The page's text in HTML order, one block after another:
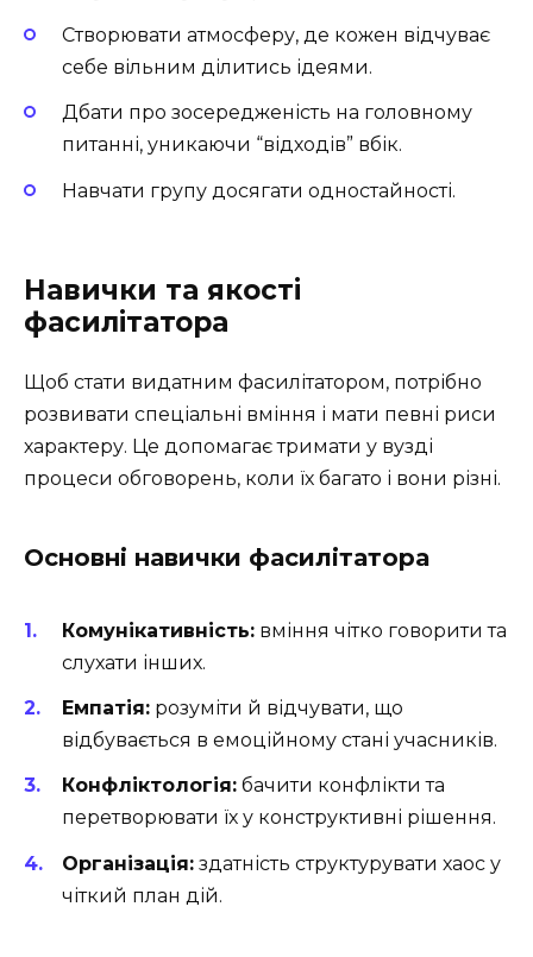
Створювати атмосферу, де кожен відчуває
себе вільним ділитись ідеями.
Дбати про зосередженість на головному
питанні, уникаючи “відходів” вбік.
Навчати групу досягати одностайності.
Навички та якості
фасилітатора
Щоб стати видатним фасилітатором, потрібно
розвивати спеціальні вміння і мати певні риси
характеру. Це допомагає тримати у вузді
процеси обговорень, коли їх багато і вони різні.
Основні навички фасилітатора
Комунікативність: вміння чітко говорити та
слухати інших.
Емпатія: розуміти й відчувати, що
відбувається в емоційному стані учасників.
Конфліктологія: бачити конфлікти та
перетворювати їх у конструктивні рішення.
Організація: здатність структурувати хаос у
чіткий план дій.